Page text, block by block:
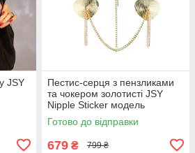
JSY
Пестис-серця з пензликами
та чокером золотисті JSY
Nipple Sticker модель
RT236114 Кайф
Готово до відправки
679 ₴ 799 ₴